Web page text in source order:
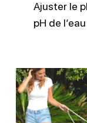
Ajuster le
pH de
Nettoyer
sa
piscine